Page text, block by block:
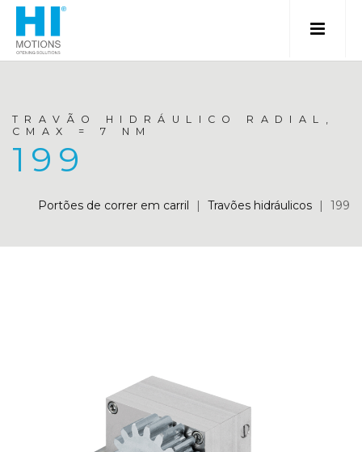
TRAVÃO HIDRÁULICO RADIAL,
CMAX = 7 NM
199
Portões de correr em carril | Travões hidráulicos | 199